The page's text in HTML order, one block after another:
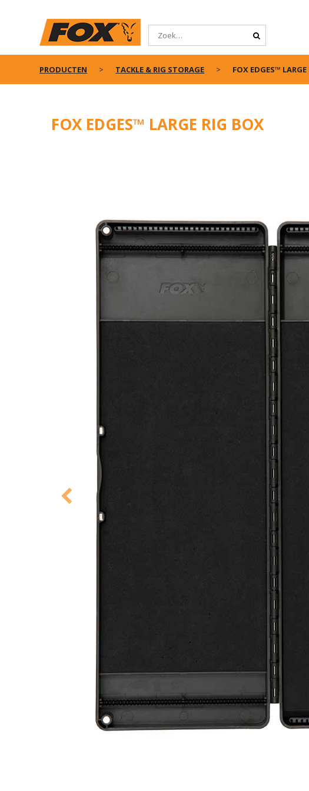
PRODUCTEN TACKLE & RIG STORAGE FOX EDGES™
FOX EDGES™ LARGE RIG BOX